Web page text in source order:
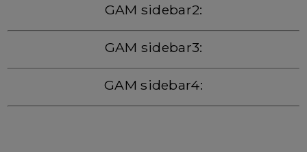
GAM sidebar2:
GAM sidebar3:
GAM sidebar4: